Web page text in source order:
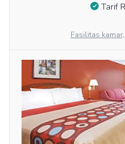
Tarif
Fasilitas